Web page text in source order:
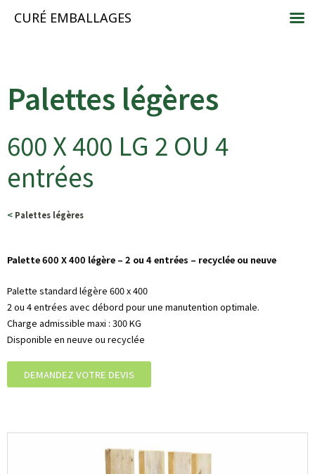
Palettes légères
600 X 400 LG 2 OU 4
entrées
< Palettes légères
Palette 600 X 400 légère – 2 ou 4 entrées – recyclée ou neuve
Palette standard légère 600 x 400
2 ou 4 entrées avec débord pour une manutention optimale.
Charge admissible maxi : 300 KG
Disponible en neuve ou recyclée
DEMANDEZ VOTRE DEVIS
CURÉ EMBALLAGES